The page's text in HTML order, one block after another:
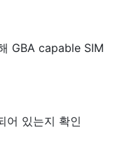
GBA capable SIM
어 있는지 확인